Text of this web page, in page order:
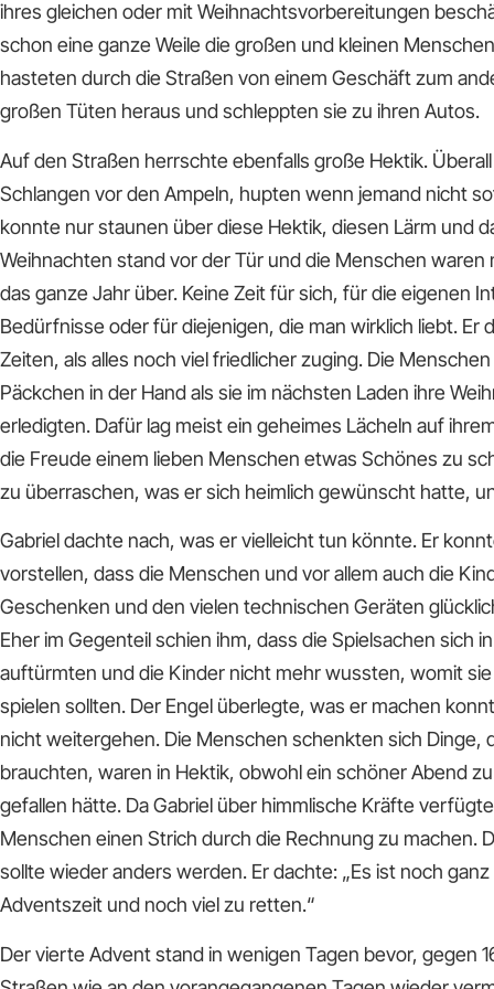
ihres gleichen oder mit Weihnachtsvorbereitungen
schon eine ganze Weile die großen und kleinen
hasteten durch die Straßen von einem Geschäft zum
großen Tüten heraus und schleppten sie zu ihren Autos.
Auf den Straßen herrschte ebenfalls große Hektik.
Schlangen vor den Ampeln, hupten wenn jemand nicht
konnte nur staunen über diese Hektik, diesen Lärm und
Weihnachten stand vor der Tür und die Menschen waren
das ganze Jahr über. Keine Zeit für sich, für die eigenen
Bedürfnisse oder für diejenigen, die man wirklich liebt. Er
Zeiten, als alles noch viel friedlicher zuging. Die
Päckchen in der Hand als sie im nächsten Laden ihre
erledigten. Dafür lag meist ein geheimes Lächeln auf
die Freude einem lieben Menschen etwas Schönes zu
zu überraschen, was er sich heimlich gewünscht hatte,
Gabriel dachte nach, was er vielleicht tun könnte. Er
vorstellen, dass die Menschen und vor allem auch die
Geschenken und den vielen technischen Geräten
Eher im Gegenteil schien ihm, dass die Spielsachen sich
auftürmten und die Kinder nicht mehr wussten, womit
spielen sollten. Der Engel überlegte, was er machen
nicht weitergehen. Die Menschen schenkten sich Dinge,
brauchten, waren in Hektik, obwohl ein schöner Abend
gefallen hätte. Da Gabriel über himmlische Kräfte
Menschen einen Strich durch die Rechnung zu machen.
sollte wieder anders werden. Er dachte: „Es ist noch
Adventszeit und noch viel zu retten.“
Der vierte Advent stand in wenigen Tagen bevor, gegen